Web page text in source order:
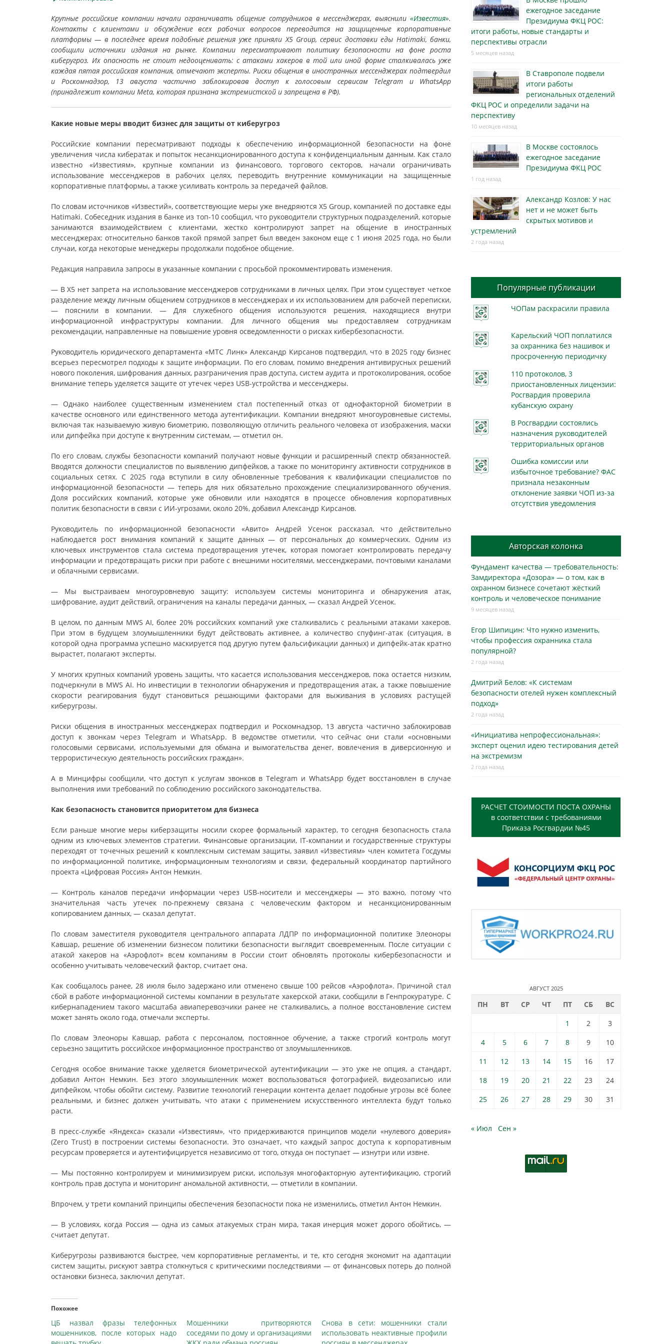
Крупные российские компании начали ограничивать общение сотрудников в мессенджерах, выяснили «Известия».
Контакты с клиентами и обсуждение всех рабочих вопросов переводится на защищенные корпоративные
платформы — в последнее время подобные решения уже приняли Х5 Group, сервис доставки еды Hatimaki, банки,
сообщили источники издания на рынке. Компании пересматривают политику безопасности на фоне роста
киберугроз. Их опасность не стоит недооценивать: с атаками хакеров в той или иной форме сталкивалась уже
каждая пятая российская компания, отмечают эксперты. Риски общения в иностранных мессенджерах подтвердил
и Роскомнадзор, 13 августа частично заблокировав доступ к голосовым сервисам Telegram и WhatsApp
(принадлежит компании Meta, которая признана экстремистской и запрещена в РФ).
Какие новые меры вводит бизнес для защиты от киберугроз
Российские компании пересматривают подходы к обеспечению информационной безопасности на фоне
увеличения числа кибератак и попыток несанкционированного доступа к конфиденциальным данным. Как стало
известно «Известиям», крупные компании из финансового, торгового секторов, начали ограничивать
использование мессенджеров в рабочих целях, переводить внутренние коммуникации на защищенные
корпоративные платформы, а также усиливать контроль за передачей файлов.
По словам источников «Известий», соответствующие меры уже внедряются X5 Group, компанией по доставке еды
Hatimaki. Собеседник издания в банке из топ-10 сообщил, что руководители структурных подразделений, которые
занимаются взаимодействием с клиентами, жестко контролируют запрет на общение в иностранных
мессенджерах: относительно банков такой прямой запрет был введен законом еще с 1 июня 2025 года, но были
случаи, когда некоторые менеджеры продолжали подобное общение.
Редакция направила запросы в указанные компании с просьбой прокомментировать изменения.
— В Х5 нет запрета на использование мессенджеров сотрудниками в личных целях. При этом существует четкое
разделение между личным общением сотрудников в мессенджерах и их использованием для рабочей переписки,
— пояснили в компании. — Для служебного общения используются решения, находящиеся внутри
информационной инфраструктуры компании. Для личного общения мы предоставляем сотрудникам
рекомендации, направленные на повышение уровня осведомленности о рисках кибербезопасности.
Руководитель юридического департамента «МТС Линк» Александр Кирсанов подтвердил, что в 2025 году бизнес
всерьез пересмотрел подходы к защите информации. По его словам, помимо внедрения антивирусных решений
нового поколения, шифрования данных, разграничения прав доступа, систем аудита и протоколирования, особое
внимание теперь уделяется защите от утечек через USB-устройства и мессенджеры.
— Однако наиболее существенным изменением стал постепенный отказ от однофакторной биометрии в
качестве основного или единственного метода аутентификации. Компании внедряют многоуровневые системы,
включая так называемую живую биометрию, позволяющую отличить реального человека от изображения, маски
или дипфейка при доступе к внутренним системам, — отметил он.
По его словам, службы безопасности компаний получают новые функции и расширенный спектр обязанностей.
Вводятся должности специалистов по выявлению дипфейков, а также по мониторингу активности сотрудников в
социальных сетях. С 2025 года вступили в силу обновленные требования к квалификации специалистов по
информационной безопасности — теперь для них обязательно прохождение специализированного обучения.
Доля российских компаний, которые уже обновили или находятся в процессе обновления корпоративных
политик безопасности в связи с ИИ-угрозами, около 20%, добавил Александр Кирсанов.
Руководитель по информационной безопасности «Авито» Андрей Усенок рассказал, что действительно
наблюдается рост внимания компаний к защите данных — от персональных до коммерческих. Одним из
ключевых инструментов стала система предотвращения утечек, которая помогает контролировать передачу
информации и предотвращать риски при работе с внешними носителями, мессенджерами, почтовыми каналами
и облачными сервисами.
— Мы выстраиваем многоуровневую защиту: используем системы мониторинга и обнаружения атак,
шифрование, аудит действий, ограничения на каналы передачи данных, — сказал Андрей Усенок.
В целом, по данным MWS AI, более 20% российских компаний уже сталкивались с реальными атаками хакеров.
При этом в будущем злоумышленники будут действовать активнее, а количество спуфинг-атак (ситуация, в
которой одна программа успешно маскируется под другую путем фальсификации данных) и дипфейк-атак кратно
вырастет, полагают эксперты.
У многих крупных компаний уровень защиты, что касается использования мессенджеров, пока остается низким,
подчеркнули в MWS AI. Но инвестиции в технологии обнаружения и предотвращения атак, а также повышение
скорости реагирования будут становиться решающими факторами для выживания в условиях растущей
киберугрозы.
Риски общения в иностранных мессенджерах подтвердил и Роскомнадзор, 13 августа частично заблокировав
доступ к звонкам через Telegram и WhatsApp. В ведомстве отметили, что сейчас они стали «основными
голосовыми сервисами, используемыми для обмана и вымогательства денег, вовлечения в диверсионную и
террористическую деятельность российских граждан».
А в Минцифры сообщили, что доступ к услугам звонков в Telegram и WhatsApp будет восстановлен в случае
выполнения ими требований по соблюдению российского законодательства.
Как безопасность становится приоритетом для бизнеса
Если раньше многие меры киберзащиты носили скорее формальный характер, то сегодня безопасность стала
одним из ключевых элементов стратегии. Финансовые организации, IT-компании и государственные структуры
переходят от точечных решений к комплексным системам защиты, заявил «Известиям» член комитета Госдумы
по информационной политике, информационным технологиям и связи, федеральный координатор партийного
проекта «Цифровая Россия» Антон Немкин.
— Контроль каналов передачи информации через USB-носители и мессенджеры — это важно, потому что
значительная часть утечек по-прежнему связана с человеческим фактором и несанкционированным
копированием данных, — сказал депутат.
По словам заместителя руководителя центрального аппарата ЛДПР по информационной политике Элеоноры
Кавшар, решение об изменении бизнесом политики безопасности выглядит своевременным. После ситуации с
атакой хакеров на «Аэрофлот» всем компаниям в России стоит обновлять протоколы кибербезопасности и
особенно учитывать человеческий фактор, считает она.
Как сообщалось ранее, 28 июля было задержано или отменено свыше 100 рейсов «Аэрофлота». Причиной стал
сбой в работе информационной системы компании в результате хакерской атаки, сообщили в Генпрокуратуре. С
кибернападением такого масштаба авиаперевозчики ранее не сталкивались, а полное восстановление систем
может занять около года, отмечали эксперты.
По словам Элеоноры Кавшар, работа с персоналом, постоянное обучение, а также строгий контроль могут
серьезно защитить российское информационное пространство от злоумышленников.
Сегодня особое внимание также уделяется биометрической аутентификации — это уже не опция, а стандарт,
добавил Антон Немкин. Без этого злоумышленник может воспользоваться фотографией, видеозаписью или
дипфейком, чтобы обойти систему. Развитие технологий генерации контента делает подобные угрозы всё более
реальными, и бизнес должен учитывать, что атаки с применением искусственного интеллекта будут только
расти.
В пресс-службе «Яндекса» сказали «Известиям», что придерживаются принципов модели «нулевого доверия»
(Zero Trust) в построении системы безопасности. Это означает, что каждый запрос доступа к корпоративным
ресурсам проверяется и аутентифицируется независимо от того, откуда он поступает — изнутри или извне.
— Мы постоянно контролируем и минимизируем риски, используя многофакторную аутентификацию, строгий
контроль прав доступа и мониторинг аномальной активности, — отметили в компании.
Впрочем, у трети компаний принципы обеспечения безопасности пока не изменились, отметил Антон Немкин.
— В условиях, когда Россия — одна из самых атакуемых стран мира, такая инерция может дорого обойтись, —
считает депутат.
Киберугрозы развиваются быстрее, чем корпоративные регламенты, и те, кто сегодня экономит на адаптации
систем защиты, рискуют завтра столкнуться с критическими последствиями — от финансовых потерь до полной
остановки бизнеса, заключил депутат.
Похожее
ЦБ назвал фразы телефонных
мошенников, после которых надо
Мошенники притворяются
соседями по дому и организациями
Снова в сети: мошенники стали
использовать неактивные профили
ежегодное заседание
Президиума ФКЦ РОС:
итоги работы, новые стандарты и
перспективы отрасли
5 месяцев назад
В Ставрополе подвели
итоги работы
региональных отделений
ФКЦ РОС и определили задачи на
перспективу
10 месяцев назад
В Москве состоялось
ежегодное заседание
Президиума ФКЦ РОС
1 год назад
Александр Козлов: У нас
нет и не может быть
скрытых мотивов и
устремлений
2 года назад
Популярные публикации
ЧОПам раскрасили правила
Карельский ЧОП поплатился
за охранника без нашивок и
просроченную периодичку
110 протоколов, 3
приостановленных лицензии:
Росгвардия проверила
кубанскую охрану
В Росгвардии состоялись
назначения руководителей
территориальных органов
Ошибка комиссии или
избыточное требование? ФАС
признала незаконным
отклонение заявки ЧОП из-за
отсутствия уведомления
Авторская колонка
Фундамент качества — требовательность:
Замдиректора «Дозора» — о том, как в
охранном бизнесe сочетают жёсткий
контроль и человеческое понимание
9 месяцев назад
Егор Шипицин: Что нужно изменить,
чтобы профессия охранника стала
популярной?
2 года назад
Дмитрий Белов: «К системам
безопасности отелей нужен комплексный
подход»
2 года назад
«Инициатива непрофессиональная»:
эксперт оценил идею тестирования детей
на экстремизм
2 года назад
РАСЧЕТ СТОИМОСТИ ПОСТА ОХРАНЫ
в соответствии с требованиями
Приказа Росгвардии №45
АВГУСТ 2025
ПН ВТ СР ЧТ ПТ СБ
ВС
1
2
3
4
5 6 7 8 9
10
11
12 13 14 15 16
17
18
19 20 21 22 23
24
25
26 27 28 29 30 31
« Июл Сен »